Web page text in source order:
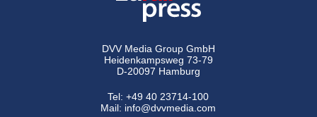
DVV Media Group GmbH
Heidenkampsweg 73-79
D-20097 Hamburg
Tel:+49 40 23714-100
Mail: info@dvvmedia.com